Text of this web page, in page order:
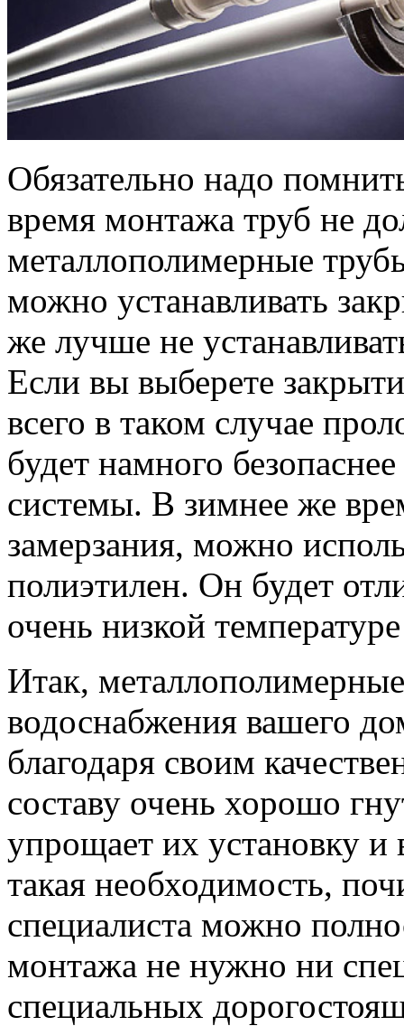
Обязательно надо
время монтажа труб не
металлополимерные
можно устанавливать
же лучше не
Если вы выберете
всего в таком случае
будет намного
системы. В зимнее же
замерзания, можно
полиэтилен. Он будет
очень низкой
Итак,
водоснабжения вашего
благодаря своим
составу очень хорошо
упрощает их установку и
такая необходимость,
специалиста можно
монтажа не нужно ни
специальных